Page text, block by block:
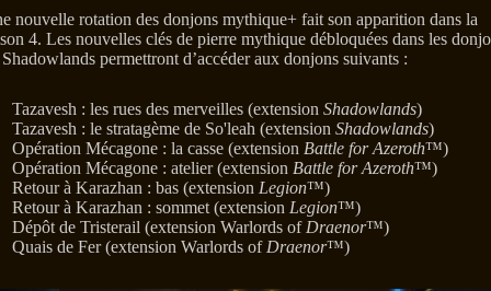
nouvelle rotation des donjons mythique+ fait son apparition dans la
4. Les nouvelles clés de pierre mythique débloquées dans les
permettront d’accéder aux donjons suivants :
Tazavesh : les rues des merveilles (extension Shadowlands)
Tazavesh : le stratagème de So'leah (extension Shadowlands)
Opération Mécagone : la casse (extension Battle for Azeroth™)
Opération Mécagone : atelier (extension Battle for Azeroth™)
Retour à Karazhan : bas (extension Legion™)
Retour à Karazhan : sommet (extension Legion™)
Dépôt de Tristerail (extension Warlords of Draenor™)
Quais de Fer (extension Warlords of Draenor™)